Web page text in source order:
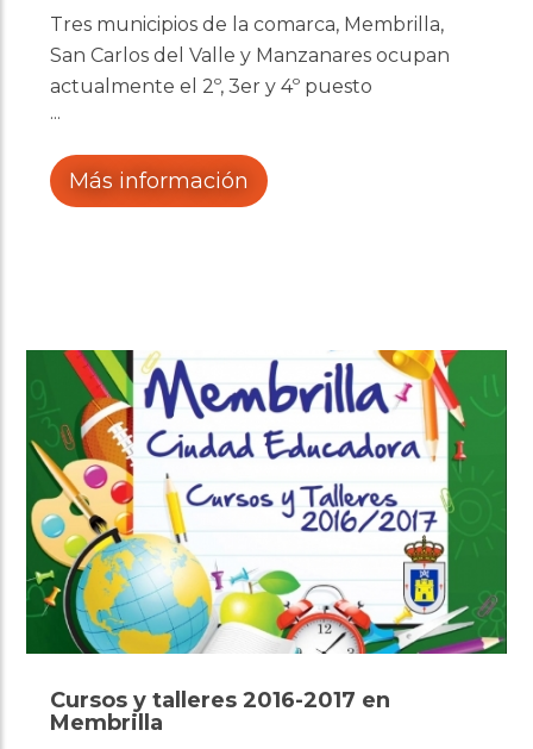
Tres municipios de la comarca, Membrilla,
San Carlos del Valle y Manzanares ocupan
actualmente el 2º, 3er y 4º puesto
respectivamente
Más información
Cursos y talleres 2016-2017 en
Membrilla